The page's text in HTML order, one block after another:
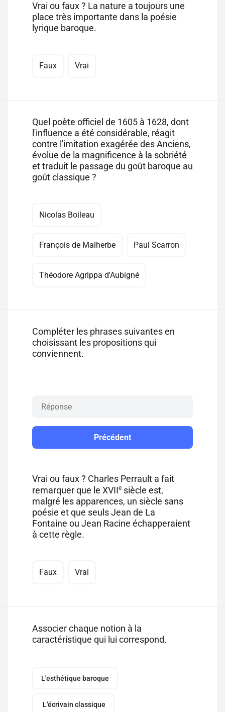
Vrai ou faux ? La nature a toujours une
place très importante dans la poésie
lyrique baroque.
Faux Vrai
Quel poète officiel de 1605 à 1628, dont
l'influence a été considérable, réagit
contre l'imitation exagérée des Anciens,
évolue de la magnificence à la sobriété
et traduit le passage du goût baroque au
goût classique ?
Nicolas Boileau
François de Malherbe Paul Scarron
Théodore Agrippa d'Aubigné
Compléter les phrases suivantes en
choisissant les propositions qui
conviennent.
Précédent
Vrai ou faux ? Charles Perrault a fait
remarquer que le XVIIe siècle est,
malgré les apparences, un siècle sans
poésie et que seuls Jean de La
Fontaine ou Jean Racine échapperaient
à cette règle.
Faux Vrai
Associer chaque notion à la
caractéristique qui lui correspond.
L'esthétique baroque
L'écrivain classique